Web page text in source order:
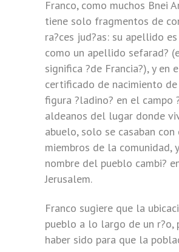
Franco, como muchos Bnei
tiene solo fragmentos de
ra?ces jud?as: su apellido
como un apellido sefarad?
significa ?de Francia?), y en
certificado de nacimiento
figura ?ladino? en el campo
aldeanos del lugar donde
abuelo, solo se casaban
miembros de la comunidad,
nombre del pueblo cambi?
Jerusalem.
Franco sugiere que la
pueblo a lo largo de un r?o,
haber sido para que la